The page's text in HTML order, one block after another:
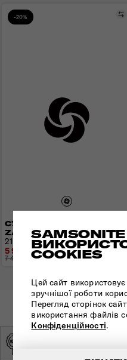
SAMSONITE
COOKIES
Цей сайт
зручнішої роботи
Перегляд сторінок
використання файлів
Конфіденційності.
-20%
СУМКА КРОС-БОДІ
ZALIA 3.0
21x13,5x7,5 см | 0,3 кг | 2,5 л
5 960 грн
7 450 грн - 1 490 грн